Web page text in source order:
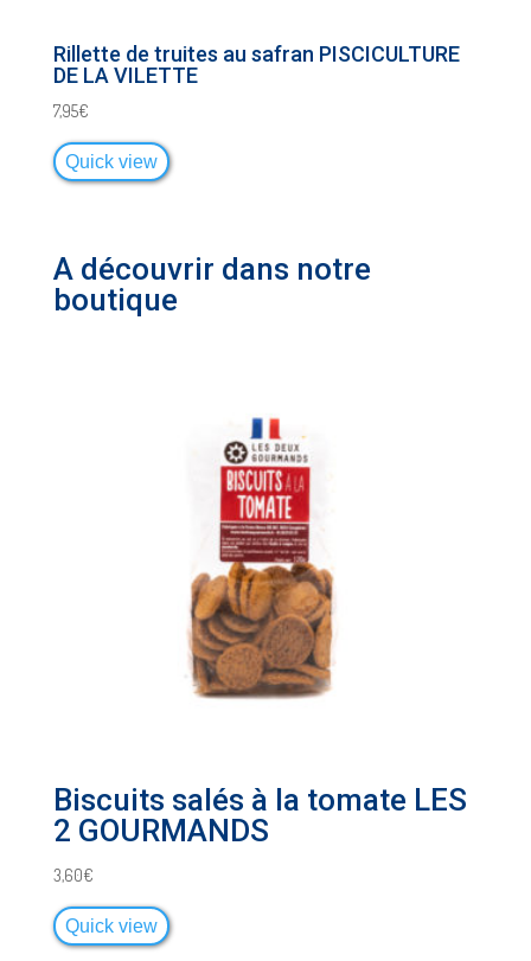
Rillette de truites au safran PISCICULTURE
DE LA VILETTE
7,95€
Quick view
A découvrir dans notre
boutique
Biscuits salés à la tomate LES
2 GOURMANDS
3,60€
Quick view